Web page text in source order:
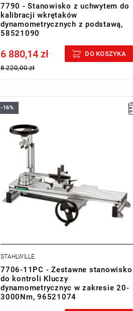
7790 - Stanowisko z uchwytem do
kalibracji wkrętaków
dynamometrycznych z podstawą,
58521090
Price tax included
6 880,14 zł
8 220,00 zł
DO KOSZYKA
W zestawie:
Kwadratowy adapter.
Adapter USB i kabel do trans przesyłanie
danych pomiarowych do komputera
Oprogramowanie administracyjne do
certyfikatów kalibracji.
-16%
STAHLWILLE
7706-11PC - Zestawne stanowisko
do kontroli Kluczy
dynamometrycznyc w zakresie 20-
3000Nm, 96521074